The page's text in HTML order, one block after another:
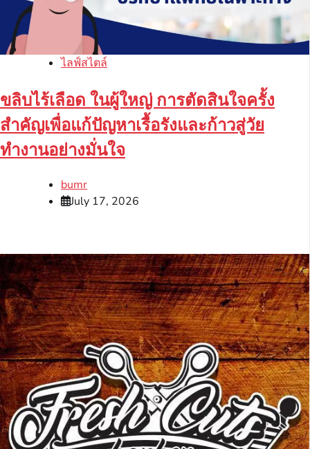
ไลฟ์สไตล์
ขลิบไร้เลือด ในผู้ใหญ่ การตัดสินใจครั้ง
สำคัญเพื่อแก้ปัญหาเรื้อรังและก้าวสู่วัย
ทำงานอย่างมั่นใจ
bumr
July 17, 2026